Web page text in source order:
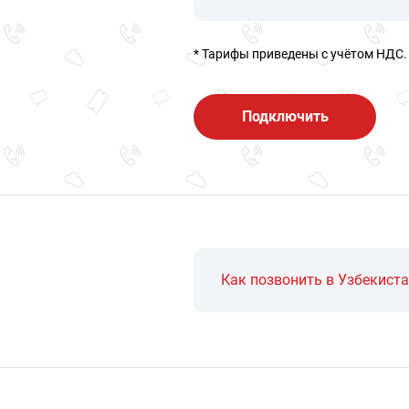
* Тарифы приведены c учётом НДС.
Подключить
Как позвонить в